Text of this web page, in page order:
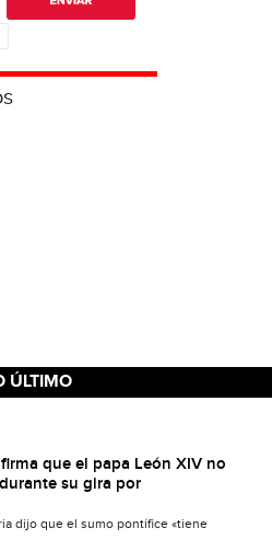
ÚLTIMO
que el papa León XIV no
su gira por
dijo que el sumo pontífice «tiene